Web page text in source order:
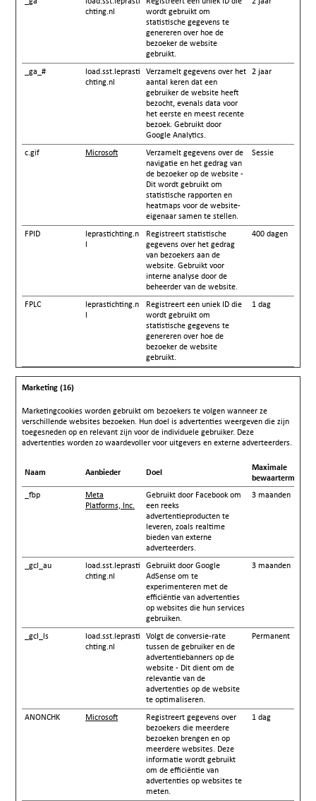
chting.nl
wordt gebruikt om
statistische gegevens te
genereren over hoe de
bezoeker de website
gebruikt.
_ga_#
load.sst.leprasti
chting.nl
Verzamelt gegevens over het
aantal keren dat een
gebruiker de website heeft
bezocht, evenals data voor
het eerste en meest recente
bezoek. Gebruikt door
Google Analytics.
2 jaar
c.gif Microsoft
Verzamelt gegevens over de
navigatie en het gedrag van
de bezoeker op de website -
Dit wordt gebruikt om
statistische rapporten en
heatmaps voor de website-
eigenaar samen te stellen.
Sessie
FPID
leprastichting.n
l
Registreert statistische
gegevens over het gedrag
van bezoekers aan de
website. Gebruikt voor
interne analyse door de
beheerder van de website.
400 dagen
FPLC
leprastichting.n
l
Registreert een uniek ID die
wordt gebruikt om
statistische gegevens te
genereren over hoe de
bezoeker de website
gebruikt.
1 dag
Marketing (16)
Marketingcookies worden gebruikt om bezoekers te volgen wanneer ze
verschillende websites bezoeken. Hun doel is advertenties weergeven die zijn
toegesneden op en relevant zijn voor de individuele gebruiker. Deze
advertenties worden zo waardevoller voor uitgevers en externe adverteerders.
Naam Aanbieder Doel
Maximale
bewaartermijn
_fbp
Meta
Platforms, Inc.
Gebruikt door Facebook om
een reeks
advertentieproducten te
leveren, zoals realtime
bieden van externe
adverteerders.
3 maanden
_gcl_au
load.sst.leprasti
chting.nl
Gebruikt door Google
AdSense om te
experimenteren met de
efficiëntie van advertenties
op websites die hun services
gebruiken.
3 maanden
_gcl_ls
load.sst.leprasti
chting.nl
Volgt de conversie-rate
tussen de gebruiker en de
advertentiebanners op de
website - Dit dient om de
relevantie van de
advertenties op de website
te optimaliseren.
Permanent
ANONCHK Microsoft
Registreert gegevens over
bezoekers die meerdere
bezoeken brengen en op
meerdere websites. Deze
informatie wordt gebruikt
om de efficiëntie van
advertenties op websites te
meten.
1 dag